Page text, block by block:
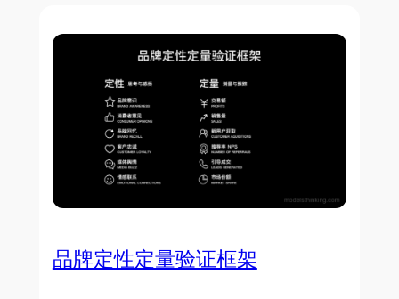
品牌定性定量验证框架